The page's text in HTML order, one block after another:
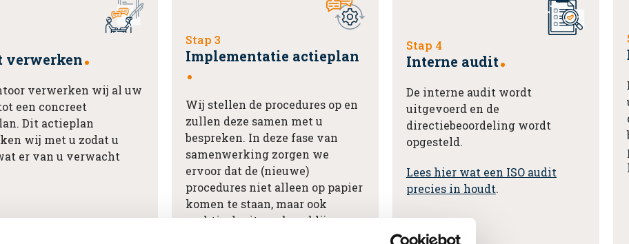
verwerken
verwerken wij al uw
een concreet
Dit actieplan
wij met u zodat u
er van u verwacht
Stap 3
Implementatie actieplan
Wij stellen de procedures op en
zullen deze samen met u
bespreken. In deze fase van
samenwerking zorgen we
ervoor dat de (nieuwe)
procedures niet alleen op papier
komen te staan, maar ook
praktisch uitvoerbaar blijven
Stap 4
Interne audit
De interne audit wordt
uitgevoerd en de
directiebeoordeling wordt
opgesteld.
Lees hier wat een ISO audit
precies in houdt.